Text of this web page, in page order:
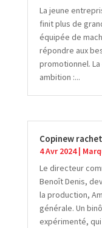
La jeune
finit plus de
équipée de
répondre aux
promotionnel.
ambition :...
Copinew
4 Avr 2024|
Le directeur
Benoît Denis,
la production,
générale. Un
expérimenté,